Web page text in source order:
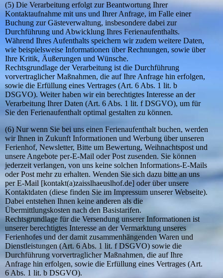
(5) Die Verarbeitung erfolgt zur Beantwortung Ihrer
Kontaktaufnahme mit uns und Ihrer Anfrage, im Falle einer
Buchung zur Gästeverwaltung, insbesondere dabei zur
Durchführung und Abwicklung Ihres Ferienaufenthalts.
Während Ihres Aufenthalts speichern wir zudem weitere Daten,
wie beispielsweise Informationen über Rechnungen, sowie über
Ihre Kritik, Äußerungen und Wünsche.
Rechtsgrundlage der Verarbeitung ist die Durchführung
vorvertraglicher Maßnahmen, die auf Ihre Anfrage hin erfolgen,
sowie die Erfüllung eines Vertrages (Art. 6 Abs. 1 lit. b
DSGVO). Weiter haben wir ein berechtigtes Interesse an der
Verarbeitung Ihrer Daten (Art. 6 Abs. 1 lit. f DSGVO), um für
Sie den Ferienaufenthalt optimal gestalten zu können.
(6) Nur wenn Sie bei uns einen Ferienaufenthalt buchen, werden
wir Ihnen in Zukunft Informationen und Werbung über unseren
Ferienhof, Newsletter, Bitte um Bewertung, Weihnachtspost und
unsere Angebote per-E-Mail oder Post zusenden. Sie können
jederzeit verlangen, von uns keine solchen Informations-E-Mails
oder Post mehr zu erhalten. Wenden Sie sich dazu bitte an uns
per E-Mail [kontakt(a)zaisslhaeuslhof.de] oder über unsere
Kontaktdaten (diese finden Sie im Impressum unserer Webseite).
Dabei entstehen Ihnen keine anderen als die
Übermittlungskosten nach den Basistarifen.
Rechtsgrundlage für die Versendung unserer Informationen ist
unserer berechtigtes Interesse an der Vermarktung unseres
Ferienhofes und der damit zusammenhängenden Waren und
Dienstleistungen (Art. 6 Abs. 1 lit. f DSGVO) sowie die
Durchführung vorvertraglicher Maßnahmen, die auf Ihre
Anfrage hin erfolgen, sowie die Erfüllung eines Vertrages (Art.
6 Abs. 1 lit. b DSGVO).